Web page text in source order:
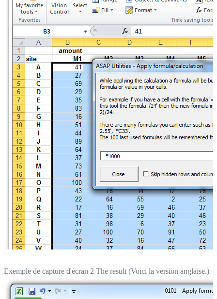
Exemple de capture d'écran 2 The result (Voici la version anglaise.)